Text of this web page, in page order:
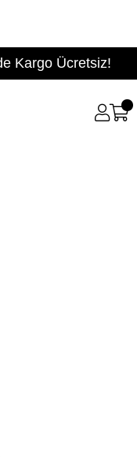
Kargo Ücretsiz!